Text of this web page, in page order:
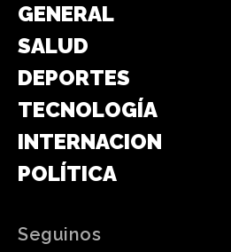
GENERAL
SALUD
DEPORTES
TECNOLOGÍA
INTERNACIONAL
POLÍTICA
Seguinos